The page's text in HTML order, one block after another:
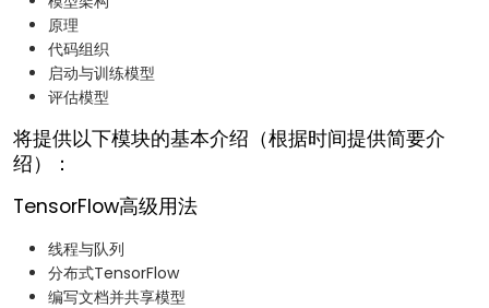
原理
代码组织
启动与训练模型
评估模型
将提供以下模块的基本介绍（根据时间提供简要介
绍）：
TensorFlow高级用法
线程与队列
分布式TensorFlow
编写文档并共享模型